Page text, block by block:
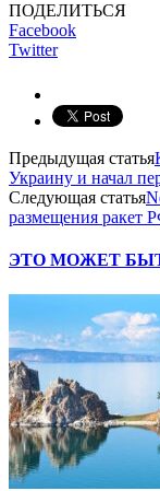
ПОДЕЛИТЬСЯ
Facebook
Twitter
Предыдущая статья
Украину и начал
Следующая статья
размещения ракет
ЭТО МОЖЕТ